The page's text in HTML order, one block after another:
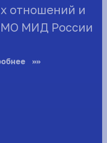
отношений и
МИД России